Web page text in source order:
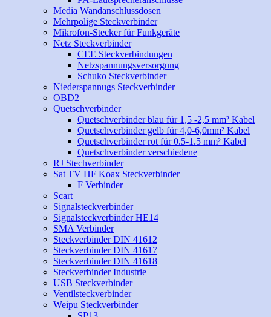
Media Wandanschlussdosen
Mehrpolige Steckverbinder
Mikrofon-Stecker für Funkgeräte
Netz Steckverbinder
CEE Steckverbindungen
Netzspannungsversorgung
Schuko Steckverbinder
Niederspannugs Steckverbinder
OBD2
Quetschverbinder
Quetschverbinder blau für 1,5 -2,5 mm² Kabel
Quetschverbinder gelb für 4,0-6,0mm² Kabel
Quetschverbinder rot für 0.5-1.5 mm² Kabel
Quetschverbinder verschiedene
RJ Stechverbinder
Sat TV HF Koax Steckverbinder
F Verbinder
Scart
Signalsteckverbinder
Signalsteckverbinder HE14
SMA Verbinder
Steckverbinder DIN 41612
Steckverbinder DIN 41617
Steckverbinder DIN 41618
Steckverbinder Industrie
USB Steckverbinder
Ventilsteckverbinder
Weipu Steckverbinder